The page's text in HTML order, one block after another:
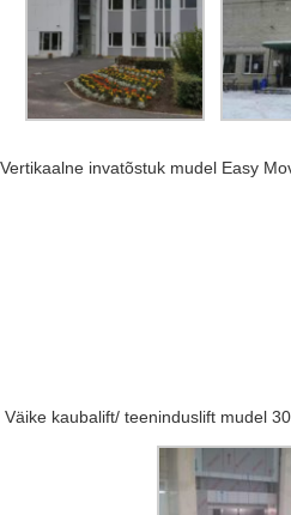
Vertikaalne invatõstuk mudel Easy
Väike kaubalift/ teeninduslift mudel